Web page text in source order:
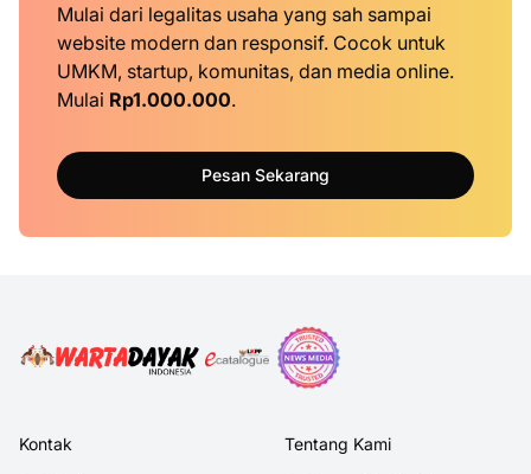
Mulai dari legalitas usaha yang sah sampai
website modern dan responsif. Cocok untuk
UMKM, startup, komunitas, dan media online.
Mulai Rp1.000.000.
Pesan Sekarang
Kontak Tentang Kami